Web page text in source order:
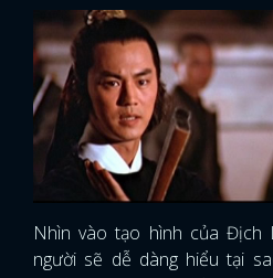
Nhìn vào tạo hình của Địch
người sẽ dễ dàng hiểu tại